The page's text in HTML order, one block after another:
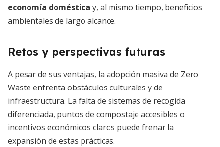
economía doméstica y, al mismo tiempo, beneficios
ambientales de largo alcance.
Retos y perspectivas futuras
A pesar de sus ventajas, la adopción masiva de Zero
Waste enfrenta obstáculos culturales y de
infraestructura. La falta de sistemas de recogida
diferenciada, puntos de compostaje accesibles o
incentivos económicos claros puede frenar la
expansión de estas prácticas.